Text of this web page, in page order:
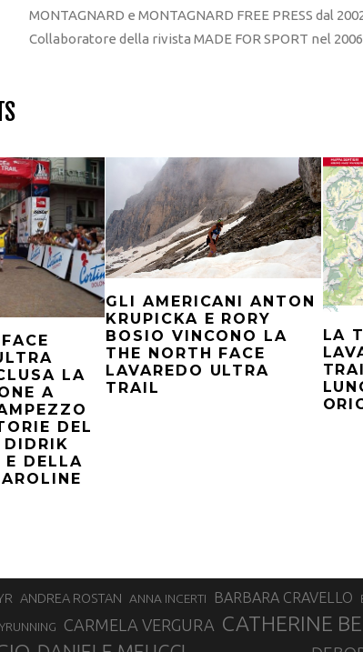
MONTAGNARD e MONTAGNARD FREE PRESS dal
Collaboratore della rivista MADE FOR SPORT nel
LA
A
DEL
DIDRIK
E DELLA
GLI AMERICANI ANTON
KRUPICKA E RORY
BOSIO VINCONO LA
THE NORTH FACE
LAVAREDO ULTRA
TRAIL
LA
ANDREA ROSTAN ANNA INCERTI BARBARA CRAVELLO
CARMELA VERGURA CATHERINE